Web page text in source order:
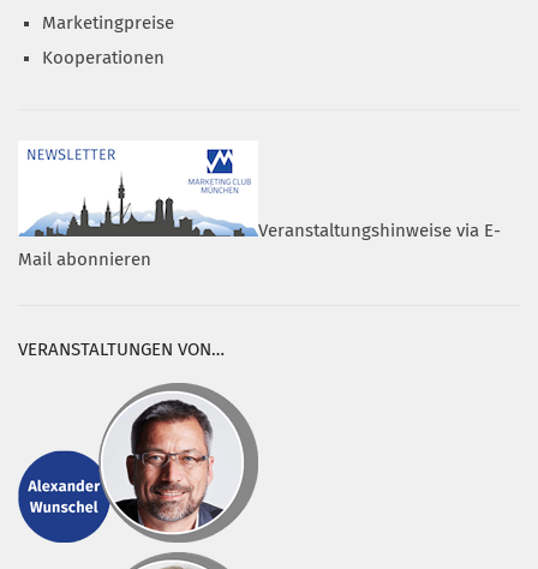
Marketingpreise
Kooperationen
Veranstaltungshinweise via E-
Mail abonnieren
VERANSTALTUNGEN VON…